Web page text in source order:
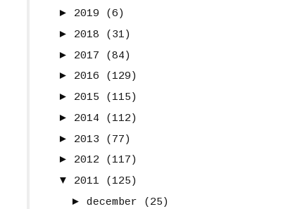
► 2019
(6)
► 2018
(31)
► 2017
(84)
► 2016
(129)
► 2015
(115)
► 2014
(112)
► 2013
(77)
► 2012
(117)
▼
2011
(125)
► december
(25)